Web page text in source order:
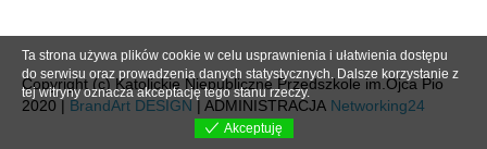
Copyright (c) Katolickie Niepubliczne Przedszkole im.Ojca Pio
2020 | BrandArt DESIGN | ADMINISTRACJA Networking24
Ta strona używa plików cookie w celu usprawnienia i ułatwienia dostępu
do serwisu oraz prowadzenia danych statystycznych. Dalsze korzystanie z
tej witryny oznacza akceptację tego stanu rzeczy.
Akceptuję